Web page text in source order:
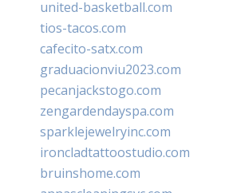
united-basketball.com
tios-tacos.com
cafecito-satx.com
graduacionviu2023.com
pecanjackstogo.com
zengardendayspa.com
sparklejewelryinc.com
ironcladtattoostudio.com
bruinshome.com